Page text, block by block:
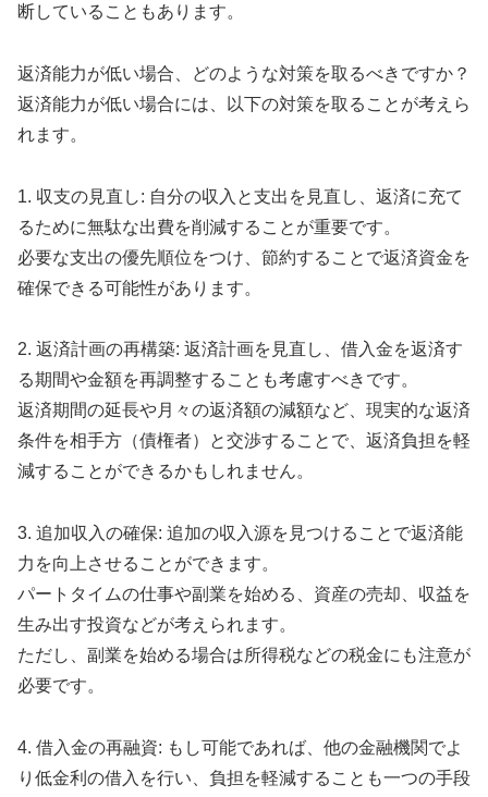
断していることもあります。
返済能力が低い場合、どのような対策を取るべきですか？
返済能力が低い場合には、以下の対策を取ることが考えら
れます。
1. 収支の見直し: 自分の収入と支出を見直し、返済に充て
るために無駄な出費を削減することが重要です。
必要な支出の優先順位をつけ、節約することで返済資金を
確保できる可能性があります。
2. 返済計画の再構築: 返済計画を見直し、借入金を返済す
る期間や金額を再調整することも考慮すべきです。
返済期間の延長や月々の返済額の減額など、現実的な返済
条件を相手方（債権者）と交渉することで、返済負担を軽
減することができるかもしれません。
3. 追加収入の確保: 追加の収入源を見つけることで返済能
力を向上させることができます。
パートタイムの仕事や副業を始める、資産の売却、収益を
生み出す投資などが考えられます。
ただし、副業を始める場合は所得税などの税金にも注意が
必要です。
4. 借入金の再融資: もし可能であれば、他の金融機関でよ
り低金利の借入を行い、負担を軽減することも一つの手段